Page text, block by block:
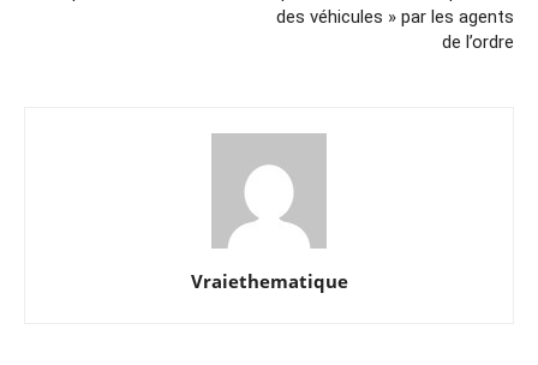
des véhicules » par les agents
de l’ordre
Vraiethematique